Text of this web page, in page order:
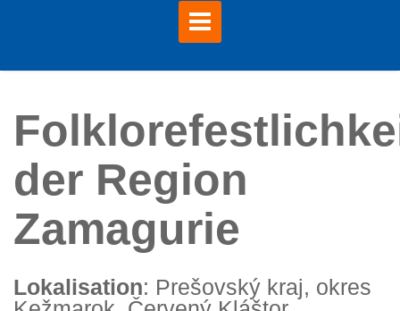
Folklorefestlichkeiten der Region Zamagurie
der Region
Zamagurie
Lokalisation: Prešovský kraj, okres